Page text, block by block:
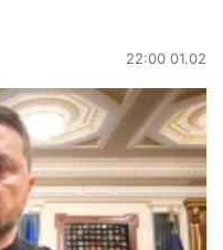
22:00 01.02